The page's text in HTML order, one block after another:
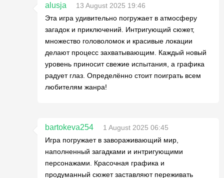
alusja
13 August 2025 19:46
Эта игра удивительно погружает в атмосферу
загадок и приключений. Интригующий сюжет,
множество головоломок и красивые локации
делают процесс захватывающим. Каждый новый
уровень приносит свежие испытания, а графика
радует глаз. Определённо стоит поиграть всем
любителям жанра!
bartokeva254
1 August 2025 06:45
Игра погружает в завораживающий мир,
наполненный загадками и интригующими
персонажами. Красочная графика и
продуманный сюжет заставляют переживать